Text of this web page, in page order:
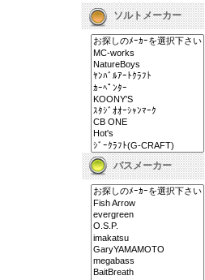
ソルトメーカー
バスメーカー